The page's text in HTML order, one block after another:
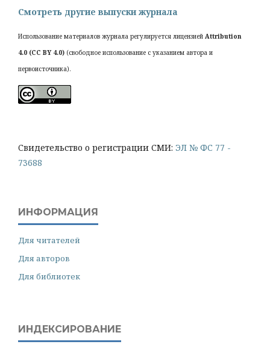
Смотреть другие выпуски журнала
Использование материалов журнала регулируется лицензией Attribution
4.0 (CC BY 4.0) (свободное использование с указанием автора и
первоисточника).
Cвидетельство о регистрации СМИ: ЭЛ № ФС 77 -
73688
ИНФОРМАЦИЯ
Для читателей
Для авторов
Для библиотек
ИНДЕКСИРОВАНИЕ